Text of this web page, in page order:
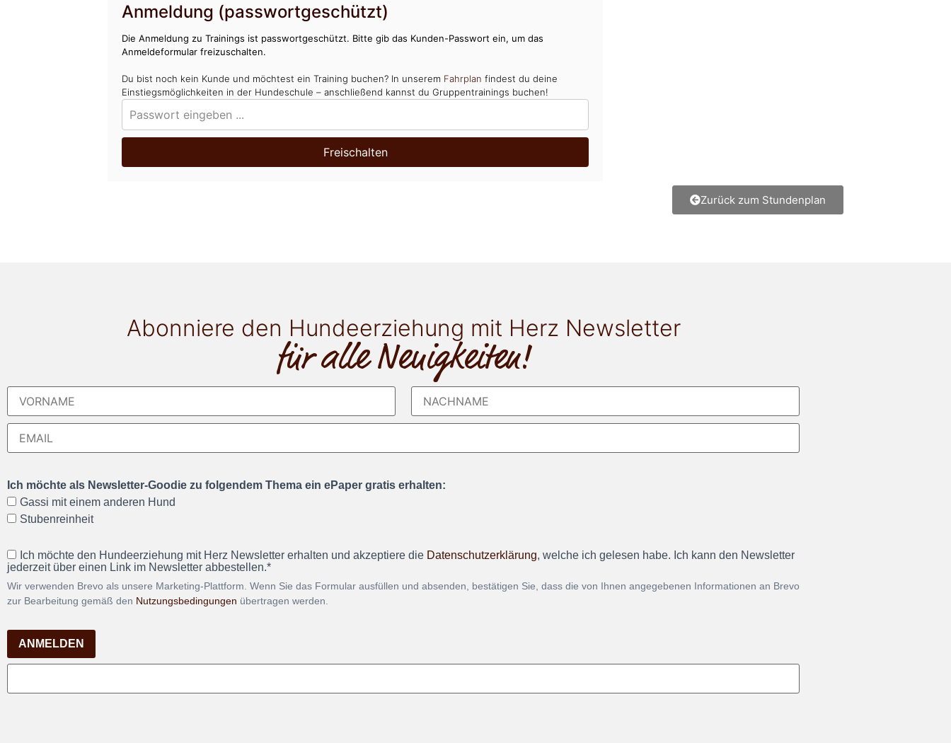
Anmeldung (passwortgeschützt)
Die Anmeldung zu Trainings ist passwortgeschützt. Bitte gib das Kunden-Passwort ein, um das
Anmeldeformular freizuschalten.
Du bist noch kein Kunde und möchtest ein Training buchen? In unserem Fahrplan findest du deine
Einstiegsmöglichkeiten in der Hundeschule – anschließend kannst du Gruppentrainings buchen!
Freischalten
Zurück zum Stundenplan
Abonniere den Hundeerziehung mit Herz Newsletter
für alle Neuigkeiten!
Ich möchte als Newsletter-Goodie zu folgendem Thema ein ePaper gratis erhalten:
Gassi mit einem anderen Hund
Stubenreinheit
Ich möchte den Hundeerziehung mit Herz Newsletter erhalten und akzeptiere die Datenschutzerklärung, welche ich gelesen habe. Ich kann den Newsletter
jederzeit über einen Link im Newsletter abbestellen.*
Wir verwenden Brevo als unsere Marketing-Plattform. Wenn Sie das Formular ausfüllen und absenden, bestätigen Sie, dass die von Ihnen angegebenen Informationen an Brevo
zur Bearbeitung gemäß den Nutzungsbedingungen übertragen werden.
ANMELDEN